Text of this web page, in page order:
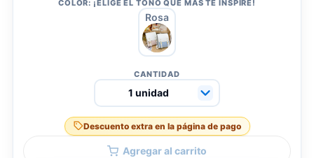
COLOR: ¡ELIGE EL TONO QUE MÁS TE INSPIRE!
Rosa
CANTIDAD
Descuento extra en la página de pago
Agregar al carrito